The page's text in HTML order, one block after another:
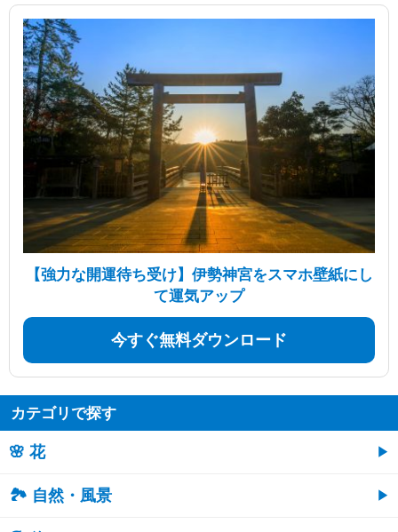
【強力な開運待ち受け】伊勢神宮をスマホ壁紙にし
て運気アップ
今すぐ無料ダウンロード
カテゴリで探す
🌸 花
🏞️ 自然・風景